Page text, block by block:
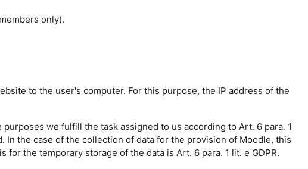
only).
to the user's computer. For this purpose, the IP address of the
we fulfill the task assigned to us according to Art. 6 para. 1
the case of the collection of data for the provision of Moodle, this
the temporary storage of the data is Art. 6 para. 1 lit. e GDPR.